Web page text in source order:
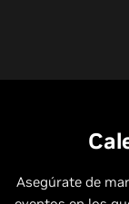
Asegúrate de